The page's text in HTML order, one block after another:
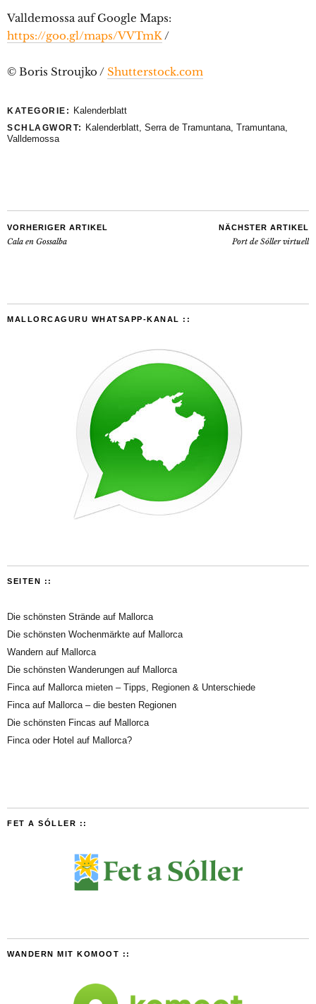
Valldemossa auf Google Maps:
https://goo.gl/maps/VVTmK/
© Boris Stroujko / Shutterstock.com
KATEGORIE: Kalenderblatt
SCHLAGWORT: Kalenderblatt, Serra de Tramuntana, Tramuntana,
Valldemossa
VORHERIGER ARTIKEL
Cala en Gossalba
NÄCHSTER ARTIKEL
Port de Sóller virtuell
MALLORCAGURU WHATSAPP-KANAL ::
SEITEN ::
Die schönsten Strände auf Mallorca
Die schönsten Wochenmärkte auf Mallorca
Wandern auf Mallorca
Die schönsten Wanderungen auf Mallorca
Finca auf Mallorca mieten – Tipps, Regionen & Unterschiede
Finca auf Mallorca – die besten Regionen
Die schönsten Fincas auf Mallorca
Finca oder Hotel auf Mallorca?
FET A SÓLLER ::
WANDERN MIT KOMOOT ::